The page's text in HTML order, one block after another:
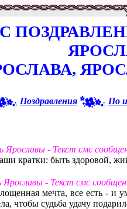
Поздравления По
Ярославы - Текст смс
кратки: быть здоровой,
Ярославы - Текст смс
мечта, все есть - и
чтобы судьба удачу